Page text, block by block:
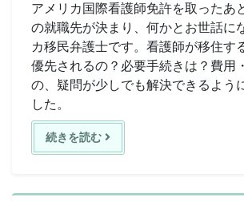
アメリカ国際看護師免許を取ったあ
の就職先が決まり、何かとお世話に
カ移民弁護士です。看護師が移住す
優先されるの？必要手続きは？費用
の、疑問が少しでも解決できるよう
した。
続きを読む